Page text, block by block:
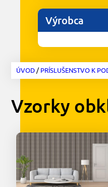
Výrobca
ÚVOD/PRÍSLUŠENSTVO K
Vzorky